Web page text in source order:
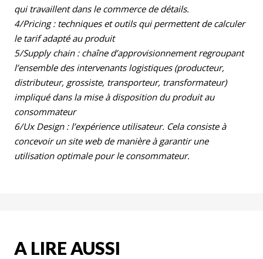
qui travaillent dans le commerce de détails.
4/Pricing : techniques et outils qui permettent de calculer
le tarif adapté au produit
5/Supply chain : chaîne d’approvisionnement regroupant
l’ensemble des intervenants logistiques (producteur,
distributeur, grossiste, transporteur, transformateur)
impliqué dans la mise à disposition du produit au
consommateur
6/Ux Design : l’expérience utilisateur. Cela consiste à
concevoir un site web de manière à garantir une
utilisation optimale pour le consommateur.
A LIRE AUSSI